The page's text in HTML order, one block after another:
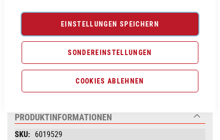
EINSTELLUNGEN SPEICHERN
SONDEREINSTELLUNGEN
COOKIES ABLEHNEN
Vergleichsliste:hinzufügen|ansehen
Produktanfrage stellen
PRODUKTINFORMATIONEN
Produktinformationen
6019529